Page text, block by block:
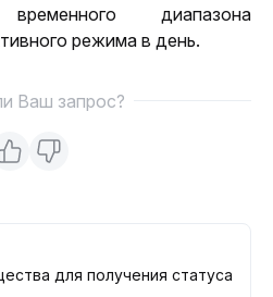
диапазона
режима в день.
Ваш запрос?
для получения статуса